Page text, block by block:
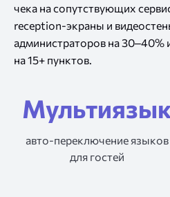
чека на сопутствующих
reception-экраны и
администраторов на 30–40%
на 15+ пунктов.
авто-переключение языков
для гостей